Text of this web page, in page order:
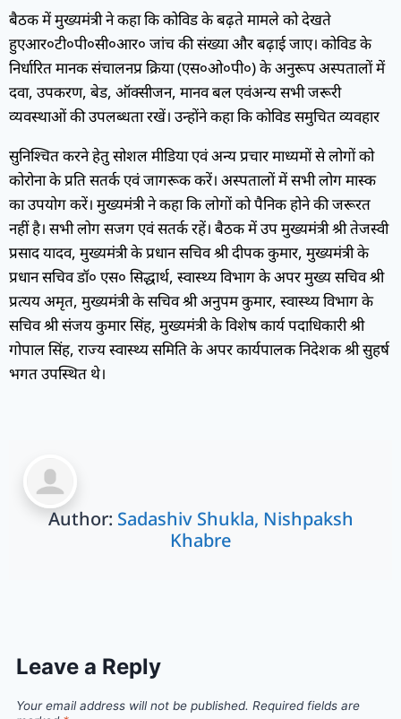
बैठक में मुख्यमंत्री ने कहा कि कोविड के बढ़ते मामले को देखते
हुएआर०टी०पी०सी०आर० जांच की संख्या और बढ़ाई जाए। कोविड के
निर्धारित मानक संचालनप्र क्रिया (एस०ओ०पी०) के अनुरूप अस्पतालों में
दवा, उपकरण, बेड, ऑक्सीजन, मानव बल एवंअन्य सभी जरूरी
व्यवस्थाओं की उपलब्धता रखें। उन्होंने कहा कि कोविड समुचित व्यवहार
सुनिश्चित करने हेतु सोशल मीडिया एवं अन्य प्रचार माध्यमों से लोगों को
कोरोना के प्रति सतर्क एवं जागरूक करें। अस्पतालों में सभी लोग मास्क
का उपयोग करें। मुख्यमंत्री ने कहा कि लोगों को पैनिक होने की जरूरत
नहीं है। सभी लोग सजग एवं सतर्क रहें। बैठक में उप मुख्यमंत्री श्री तेजस्वी
प्रसाद यादव, मुख्यमंत्री के प्रधान सचिव श्री दीपक कुमार, मुख्यमंत्री के
प्रधान सचिव डॉ० एस० सिद्धार्थ, स्वास्थ्य विभाग के अपर मुख्य सचिव श्री
प्रत्यय अमृत, मुख्यमंत्री के सचिव श्री अनुपम कुमार, स्वास्थ्य विभाग के
सचिव श्री संजय कुमार सिंह, मुख्यमंत्री के विशेष कार्य पदाधिकारी श्री
गोपाल सिंह, राज्य स्वास्थ्य समिति के अपर कार्यपालक निदेशक श्री सुहर्ष
भगत उपस्थित थे।
Author: Sadashiv Shukla, Nishpaksh
Khabre
Leave a Reply
Your email address will not be published. Required fields are